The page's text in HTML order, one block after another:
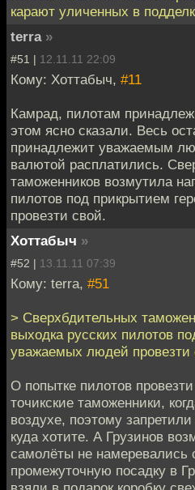
карают уличенных в
terra »
#51 | 12.11.11 22:09
Кому: Хоттабыч, #11
Камрад, пилотам
этом ясно сказали. Весь
принадлежит уважаемым
валютой расплатились.
таможенников возмутила
пилотов под прикрытием
провезти свой.
Хоттабыч »
#52 | 13.11.11 07:39
Кому: terra, #51
> Сверхбдительных
выходка русских пилотов
уважаемых людей провезти
О попытке пилотов
точикские таможенники,
воздухе, поэтому
куда хотите. А Грузинов
самолёты не намеревались
промежуточную посадку в